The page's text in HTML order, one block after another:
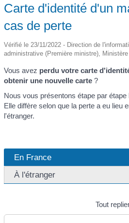
Carte d'identité d'un
cas de perte
Vérifié le 23/11/2022 - Direction de
administrative (Première ministre),
Vous avez perdu votre carte
obtenir une nouvelle carte ?
Nous vous présentons étape par
Elle diffère selon que la perte a eu lieu
l'étranger.
En France
À l'étranger
Tout